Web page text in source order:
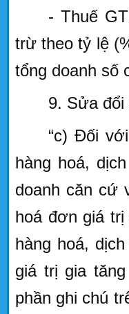
- Thuế
trừ theo tỷ lệ
tổng doanh số
9. Sửa
“c) Đối
hàng hoá,
doanh căn cứ
hoá đơn giá
hàng hoá,
giá trị gia
phần ghi chú